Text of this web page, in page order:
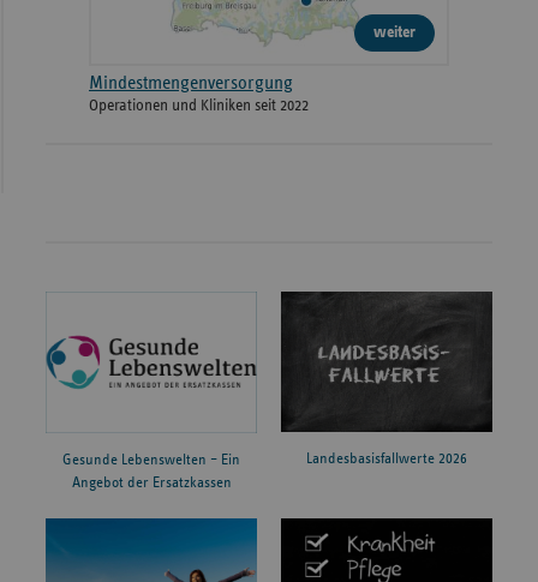
weiter
Mindestmengenversorgung
Operationen und Kliniken seit 2022
Gesunde Lebenswelten – Ein
Angebot der Ersatzkassen
Landesbasisfallwerte 2026